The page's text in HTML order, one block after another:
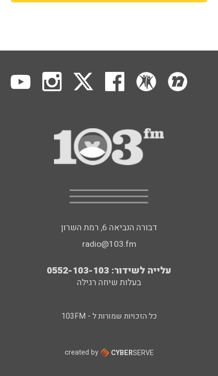
דבורה הנביאה 6, רמת השרון
radio@103.fm
עלייה לשידור: 0552-103-103
בעלות שיחה רגילה
כל הזכויות שמורות ל - 103FM
created by CYBERSERVE